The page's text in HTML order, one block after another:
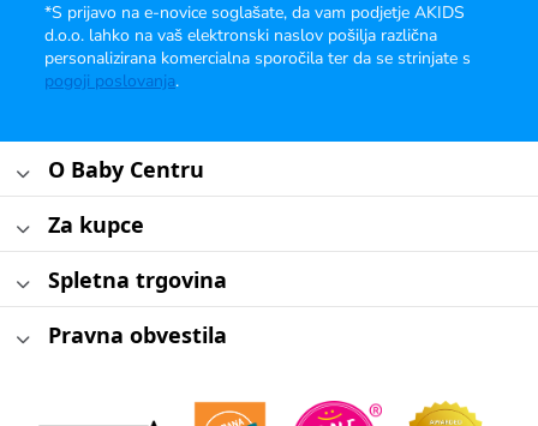
*S prijavo na e-novice soglašate, da vam podjetje AKIDS
d.o.o. lahko na vaš elektronski naslov pošilja različna
personalizirana komercialna sporočila ter da se strinjate s
pogoji poslovanja.
O Baby Centru
Za kupce
Spletna trgovina
Pravna obvestila